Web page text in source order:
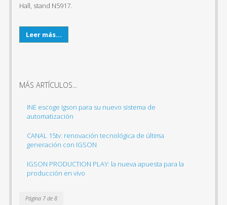
Hall, stand N5917.
Leer más...
MÁS ARTÍCULOS...
INE escoge Igson para su nuevo sistema de
automatización
CANAL 15tv: renovación tecnológica de última
generación con IGSON
IGSON PRODUCTION PLAY: la nueva apuesta para la
producción en vivo
Página 7 de 8